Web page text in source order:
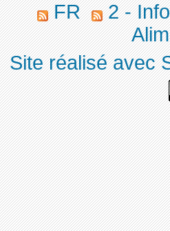
FR
2 -
Site réalisé avec